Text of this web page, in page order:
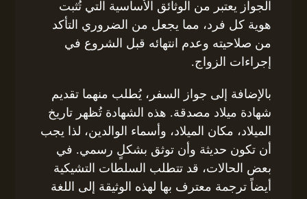
الجواز يعتبر من الوثائق الأساسية التي تُثبت
هوية كل فرد، مما يجعل من الضروري التأكد
من صلاحيته وعدم انتهائه قبل الشروع في
إجراءات الزواج.
بالإضافة إلى جواز السفر، يُطلب منهما تقديم
شهادة ميلاد مصدقة. هذه الشهادة تُظهر تاريخ
الميلاد، مكان الميلاد، وأسماء الوالدين، لذا يجب
أن تكون حديثة وأن توثق بشكلٍ رسمي. في
بعض الحالات، قد تتطلب السلطات التشيكية
أيضاً ترجمة معترف بها لهذه الوثيقة إلى اللغة